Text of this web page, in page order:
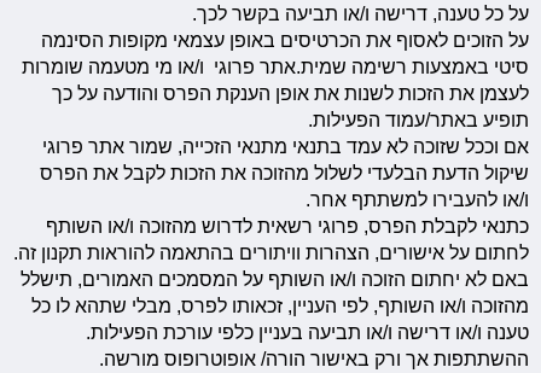
על כל טענה, דרישה ו/או תביעה בקשר לכך.
על הזוכים לאסוף את הכרטיסים באופן עצמאי מקופות הסינמה
סיטי באמצעות רשימה שמית.אתר פרוגי ו/או מי מטעמה שומרות
לעצמן את הזכות לשנות את אופן הענקת הפרס והודעה על כך
תופיע באתר/עמוד הפעילות.
אם וככל שזוכה לא עמד בתנאי מתנאי הזכייה, שמור אתר פרוגי
שיקול הדעת הבלעדי לשלול מהזוכה את הזכות לקבל את הפרס
ו/או להעבירו למשתתף אחר.
כתנאי לקבלת הפרס, פרוגי רשאית לדרוש מהזוכה ו/או השותף
לחתום על אישורים, הצהרות וויתורים בהתאמה להוראות תקנון זה.
באם לא יחתום הזוכה ו/או השותף על המסמכים האמורים, תישלל
מהזוכה ו/או השותף, לפי העניין, זכאותו לפרס, מבלי שתהא לו כל
טענה ו/או דרישה ו/או תביעה בעניין כלפי עורכת הפעילות.
ההשתתפות אך ורק באישור הורה/ אופוטרופוס מורשה.